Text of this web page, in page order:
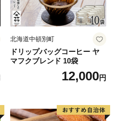
北海道中頓別町
ドリップバッグコーヒー ヤ
マフクブレンド 10袋
12,000円